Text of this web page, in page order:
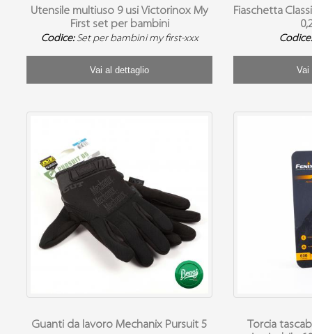
Utensile multiuso 9 usi Victorinox My
First set per bambini
Codice: Set per bambini my first-xxx
Vai al dettaglio
Fiaschetta
Vai
Guanti da lavoro Mechanix Pursuit 5
Torcia